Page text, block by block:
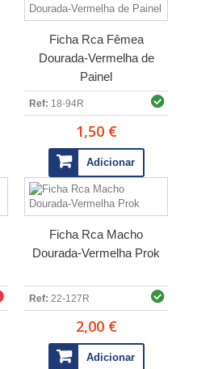
Ficha Rca Fêmea
Dourada-Vermelha de
Painel
Ref: 18-94R
1,50 €
Adicionar
Ficha Rca Macho
Dourada-Vermelha Prok
Ref: 22-127R
2,00 €
Adicionar